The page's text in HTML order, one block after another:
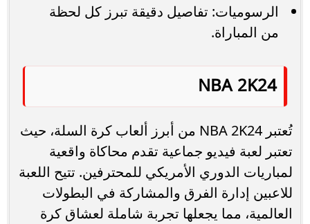
الرسوميات: تفاصيل دقيقة تبرز كل لحظة
من المباراة.
NBA 2K24
تُعتبر NBA 2K24 من أبرز ألعاب كرة السلة، حيث
تعتبر لعبة فيديو جماعية تقدم محاكاة واقعية
لمباريات الدوري الأمريكي للمحترفين. تتيح اللعبة
للاعبين إدارة الفرق والمشاركة في البطولات
العالمية، مما يجعلها تجربة شاملة لعشاق كرة